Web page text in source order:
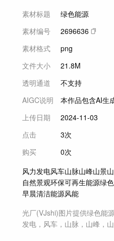
素材标题
绿色能源
素材编号
2696636
素材格式
png
文件大小
21.8M
透明通道
不支持
AIGC说明
本作品包含AI生
上传日期
2024-11-03
点击
3次
购买
0次
风力发电风车山脉山峰山景
自然景观环保可再生能源绿
早晨清洁能源风能
光厂(VJshi)图片提供绿色能
发电，风车，山脉，山峰，